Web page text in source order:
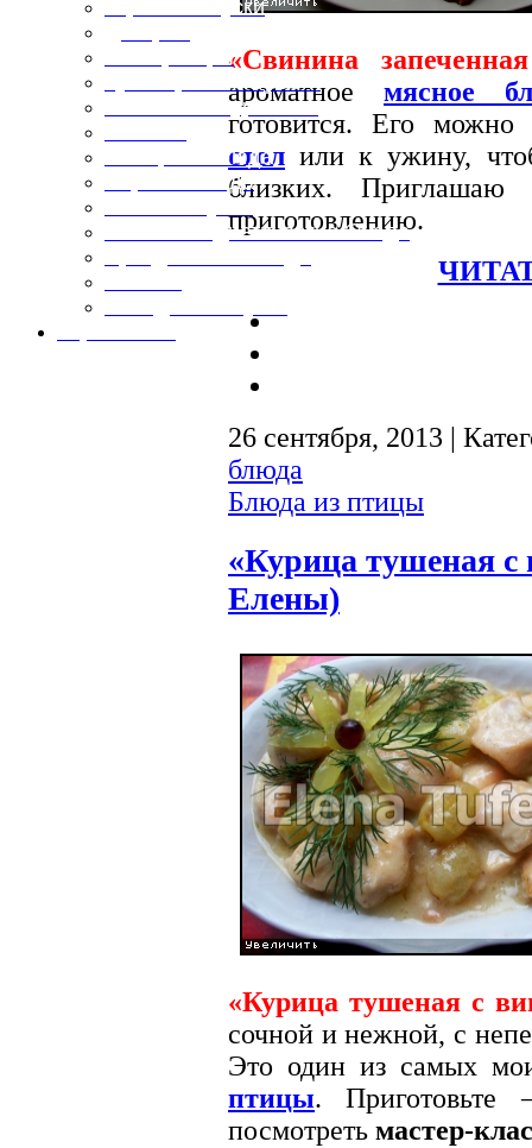
Горячие закуски
Консервация
Кулинарные хитрости
Маленьким гурманам
Овощные блюда
Первые блюда
Постные и диетические блюда
«Свинина
ароматное мясное
готовится. Его можно
стол или к ужину,
близких. Приглашаю
приготовлению.
26 сентября, 2013 |
блюда
Блюда из птицы
«Курица тушеная
Елены)
«Курица тушеная с
сочной и нежной, с
Это один из самых
птицы.
посмотреть мастер-